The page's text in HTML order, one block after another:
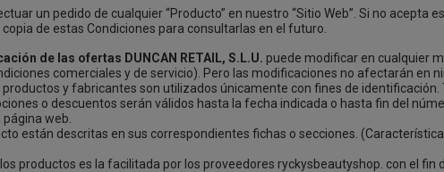
un pedido de cualquier “Producto” en nuestro “Sitio Web”. Si no acepta
de estas Condiciones para consultarlas en el futuro.
de las ofertas DUNCAN RETAIL, S.L.U. puede modificar en cualquier
comerciales y de servicio). Pero las modificaciones no afectarán en
y fabricantes son utilizados únicamente con fines de
o descuentos serán válidos hasta la fecha indicada o hasta fin del
web.
están descritas en sus correspondientes fichas o secciones.
productos es la facilitada por los proveedores ryckysbeautyshop. con el fin